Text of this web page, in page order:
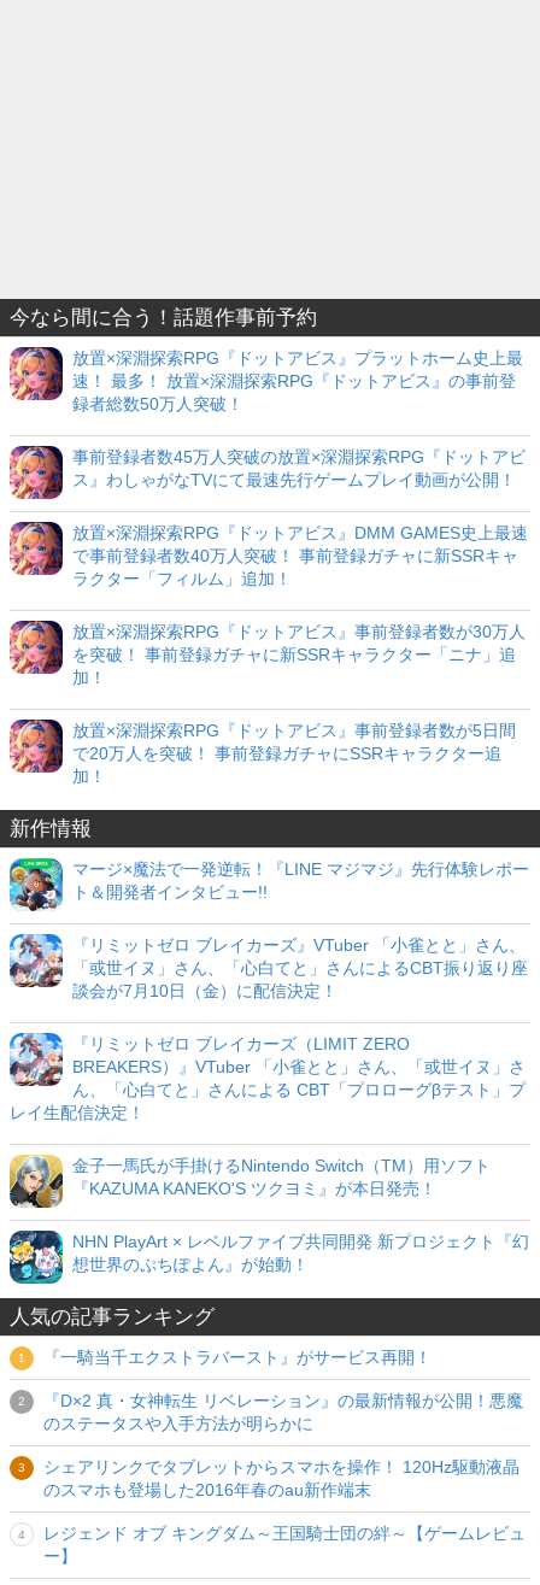
今なら間に合う！話題作事前予約
放置×深淵探索RPG『ドットアビス』プラットホーム史上最
速！ 最多！ 放置×深淵探索RPG『ドットアビス』の事前登
録者総数50万人突破！
事前登録者数45万人突破の放置×深淵探索RPG『ドットアビ
ス』わしゃがなTVにて最速先行ゲームプレイ動画が公開！
放置×深淵探索RPG『ドットアビス』DMM GAMES史上最速
で事前登録者数40万人突破！ 事前登録ガチャに新SSRキャ
ラクター「フィルム」追加！
放置×深淵探索RPG『ドットアビス』事前登録者数が30万人
を突破！ 事前登録ガチャに新SSRキャラクター「ニナ」追
加！
放置×深淵探索RPG『ドットアビス』事前登録者数が5日間
で20万人を突破！ 事前登録ガチャにSSRキャラクター追
加！
新作情報
マージ×魔法で一発逆転！『LINE マジマジ』先行体験レポー
ト＆開発者インタビュー!!
『リミットゼロ ブレイカーズ』VTuber 「小雀とと」さん、
「或世イヌ」さん、「心白てと」さんによるCBT振り返り座
談会が7月10日（金）に配信決定！
『リミットゼロ ブレイカーズ（LIMIT ZERO
BREAKERS）』VTuber 「小雀とと」さん、「或世イヌ」さ
ん、「心白てと」さんによる CBT「プロローグβテスト」プ
レイ生配信決定！
金子一馬氏が手掛けるNintendo Switch（TM）用ソフト
『KAZUMA KANEKO'S ツクヨミ』が本日発売！
NHN PlayArt × レベルファイブ共同開発 新プロジェクト『幻
想世界のぷちぽよん』が始動！
人気の記事ランキング
『一騎当千エクストラバースト』がサービス再開！
『D×2 真・女神転生 リベレーション』の最新情報が公開！悪魔
のステータスや入手方法が明らかに
シェアリンクでタブレットからスマホを操作！ 120Hz駆動液晶
のスマホも登場した2016年春のau新作端末
レジェンド オブ キングダム～王国騎士団の絆～【ゲームレビュ
ー】